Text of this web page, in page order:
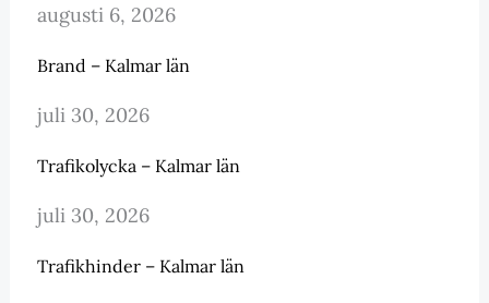
augusti 6, 2026
Brand – Kalmar län
juli 30, 2026
Trafikolycka – Kalmar län
juli 30, 2026
Trafikhinder – Kalmar län